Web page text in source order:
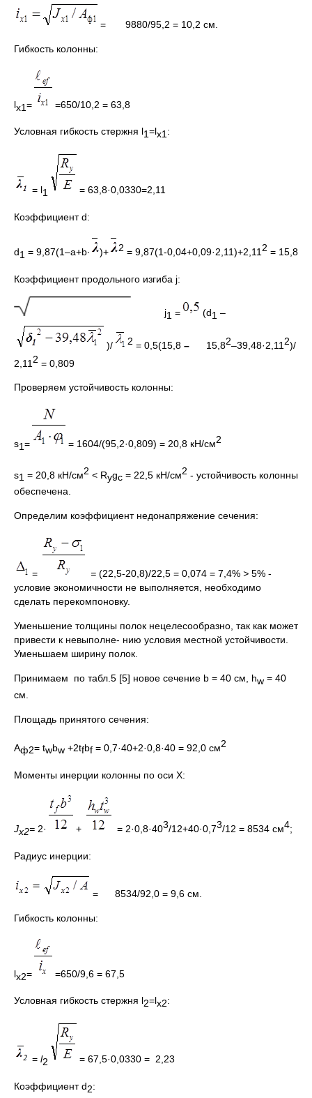
= 9880/95,2 = 10,2 см.
Гибкость колонны:
lх1= =650/10,2 = 63,8
Условная гибкость стержня l1=lх1 :
= l1 = 63,8·0,0330=2,11
Коэффициент d:
d1 = 9,87(1–a+b∙ )+ 2 = 9,87(1-0,04+0,09·2,11)+2,112 = 15,8
Коэффициент продольного изгиба j:
j1 = (d1 –
)/ 2 = 0,5(15,8 – 15,82–39,48·2,11 2)/
2,11 2 = 0,809
Проверяем устойчивость колонны:
s1= = 1604/(95,2·0,809) = 20,8 кН/см2
s1 = 20,8 кН/см2 < Rygc = 22,5 кН/см2 - устойчивость колонны
обеспечена.
Определим коэффициент недонапряжение сечения:
= = (22,5-20,8)/22,5 = 0,074 = 7,4% > 5% -
условие экономичности не выполняется, необходимо
сделать перекомпоновку.
Уменьшение толщины полок нецелесообразно, так как может
привести к невыполне- нию условия местной устойчивости.
Уменьшаем ширину полок.
Принимаем по табл.5 [5] новое сечение b = 40 см, hw = 40
cм.
Площадь принятого сечения:
Аф2= twbw +2tfbf = 0,7·40+2·0,8·40 = 92,0 см2
Моменты инерции колонны по оси Х:
Jх2= 2· + = 2·0,8·403/12+40·0,73/12 = 8534 см4;
Радиус инерции:
= 8534/92,0 = 9,6 см.
Гибкость колонны:
lх2= =650/9,6 = 67,5
Условная гибкость стержня l2=lх2:
= l2 = 67,5·0,0330 = 2,23
Коэффициент d2: